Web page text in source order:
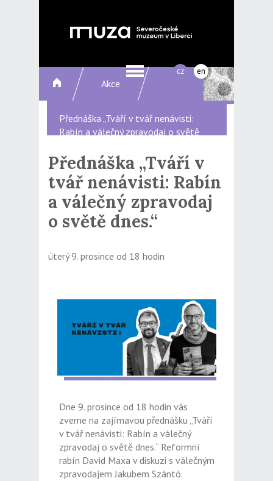
cz en
Akce
Přednáška „Tváří v tvář nenávisti:
Rabín a válečný zpravodaj o světě
Přednáška „Tváří v
tvář nenávisti: Rabín
a válečný zpravodaj
o světě dnes.“
úterý 9. prosince od 18 hodin
Dne 9. prosince od 18 hodin vás
zveme na zajímavou přednášku „Tváří
v tvář nenávisti: Rabín a válečný
zpravodaj o světě dnes.“ Reformní
rabín David Maxa v diskuzi s válečným
zpravodajem Jakubem Szántó.